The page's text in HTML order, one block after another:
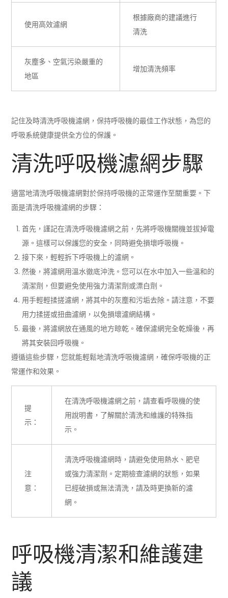
使用高效濾網
根據廠商的建議進行
清洗
灰塵多、空氣污染嚴重的
地區
增加清洗頻率
記住及時清洗呼吸機濾網，保持呼吸機的最佳工作狀態，為您的
呼吸系統健康提供全方位的保護。
清洗呼吸機濾網步驟
適當地清洗呼吸機濾網對於保持呼吸機的正常運作至關重要。下
面是清洗呼吸機濾網的步驟：
首先，謹記在清洗呼吸機濾網之前，先將呼吸機關機並拔掉電
源。這樣可以保護您的安全，同時避免損壞呼吸機。
接下來，輕輕拆下呼吸機上的濾網。
然後，將濾網用溫水徹底沖洗。您可以在水中加入一些溫和的
清潔劑，但要避免使用強力清潔劑或漂白劑。
用手輕輕揉搓濾網，將其中的灰塵和污垢去除。請注意，不要
用力揉搓或扭曲濾網，以免損壞濾網結構。
最後，將濾網放在通風的地方晾乾。確保濾網完全乾燥後，再
將其安裝回呼吸機。
遵循這些步驟，您就能輕鬆地清洗呼吸機濾網，確保呼吸機的正
常運作和效果。
提
示：
在清洗呼吸機濾網之前，請查看呼吸機的使
用說明書，了解關於清洗和維護的特殊指
示。
注
意：
清洗呼吸機濾網時，請避免使用熱水、肥皂
或強力清潔劑。定期檢查濾網的狀態，如果
已經破損或無法清洗，請及時更換新的濾
網。
呼吸機清潔和維護建
議